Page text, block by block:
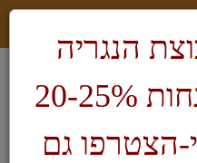
הנגריה
הפתוחה יש הנחות 20-25%
הצטרפו גם